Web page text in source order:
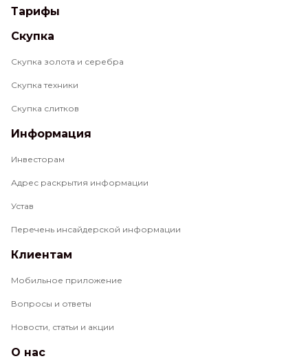
Тарифы
Скупка
Скупка золота и серебра
Скупка техники
Скупка слитков
Информация
Инвесторам
Адрес раскрытия информации
Устав
Перечень инсайдерской информации
Клиентам
Мобильное приложение
Вопросы и ответы
Новости, статьи и акции
О нас